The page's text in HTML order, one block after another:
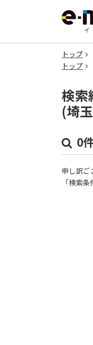
トップ
トップ
検索
(埼
0
申し訳ご
「検索